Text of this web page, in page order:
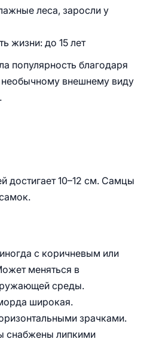
содержания:
видами
видами Litoria:
древесной
вопросы (FAQ)
леса, заросли у
жизни: до 15 лет
популярность благодаря
внешнему виду
достигает 10–12 см. Самцы
с коричневым или
меняться в
среды.
широкая.
зрачками.
снабжены липкими